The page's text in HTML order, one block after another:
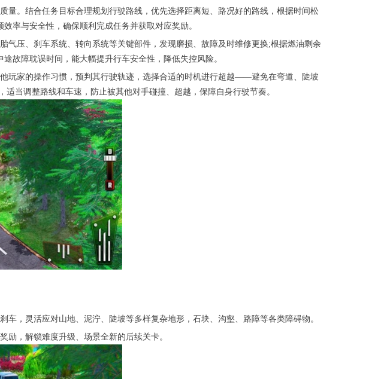
。结合任务目标合理规划行驶路线，优先选择距离短、路况好的路线，根据时间松
率与安全性，确保顺利完成任务并获取对应奖励。
压、刹车系统、转向系统等关键部件，发现磨损、故障及时维修更换;根据燃油剩余
故障耽误时间，能大幅提升行车安全性，降低失控风险。
玩家的操作习惯，预判其行驶轨迹，选择合适的时机进行超越——避免在弯道、陡坡
当调整路线和车速，防止被其他对手碰撞、超越，保障自身行驶节奏。
，灵活应对山地、泥泞、陡坡等多样复杂地形，石块、沟壑、路障等各类障碍物。
励，解锁难度升级、场景全新的后续关卡。